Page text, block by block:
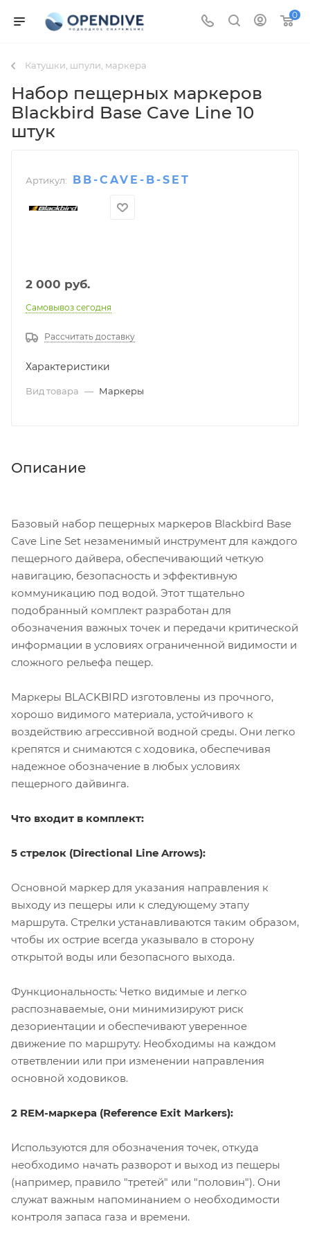
0
Катушки, шпули, маркера
Набор пещерных маркеров
Blackbird Base Cave Line 10
штук
Артикул: BB-CAVE-B-SET
2 000 руб.
Самовывоз сегодня
Рассчитать доставку
Характеристики
Вид товара — Маркеры
Описание
Базовый набор пещерных маркеров Blackbird Base
Cave Line Set незаменимый инструмент для каждого
пещерного дайвера, обеспечивающий четкую
навигацию, безопасность и эффективную
коммуникацию под водой. Этот тщательно
подобранный комплект разработан для
обозначения важных точек и передачи критической
информации в условиях ограниченной видимости и
сложного рельефа пещер.
Маркеры BLACKBIRD изготовлены из прочного,
хорошо видимого материала, устойчивого к
воздействию агрессивной водной среды. Они легко
крепятся и снимаются с ходовика, обеспечивая
надежное обозначение в любых условиях
пещерного дайвинга.
Что входит в комплект:
5 стрелок (Directional Line Arrows):
Основной маркер для указания направления к
выходу из пещеры или к следующему этапу
маршрута. Стрелки устанавливаются таким образом,
чтобы их острие всегда указывало в сторону
открытой воды или безопасного выхода.
Функциональность: Четко видимые и легко
распознаваемые, они минимизируют риск
дезориентации и обеспечивают уверенное
движение по маршруту. Необходимы на каждом
ответвлении или при изменении направления
основной ходовиков.
2 REM-маркера (Reference Exit Markers):
Используются для обозначения точек, откуда
необходимо начать разворот и выход из пещеры
(например, правило "третей" или "половин"). Они
служат важным напоминанием о необходимости
контроля запаса газа и времени.